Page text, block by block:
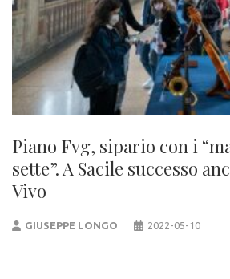
Piano Fvg, sipario con i
sette”. A Sacile successo
Vivo
GIUSEPPE LONGO 2022-05-10